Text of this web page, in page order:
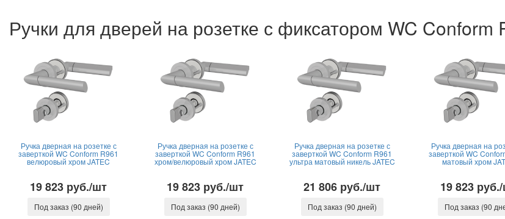
Ручки для дверей на розетке с фиксатором WC Conform
Ручка дверная на розетке с
заверткой WC Conform R961
велюровый хром JATEC
19 823 руб./шт
Под заказ (90 дней)
Ручка дверная на розетке с
заверткой WC Conform R961
хром/велюровый хром JATEC
19 823 руб./шт
Под заказ (90 дней)
Ручка дверная на розетке с
заверткой WC Conform R961
ультра матовый никель JATEC
21 806 руб./шт
Под заказ (90 дней)
Ручка дверная на
заверткой WC
матовый хром
19 823
Под заказ (90